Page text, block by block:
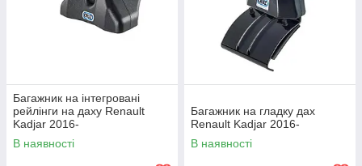
Багажник на інтегровані
рейлінги на даху Renault
Kadjar 2016-
В наявності
Багажник на гладку дах
Renault Kadjar 2016-
В наявності